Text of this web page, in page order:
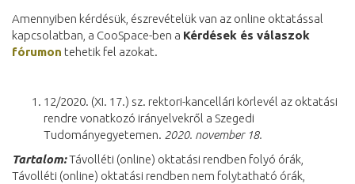
Amennyiben kérdésük, észrevételük van az online oktatással
kapcsolatban, a CooSpace-ben a Kérdések és válaszok
fórumon tehetik fel azokat.
12/2020. (XI. 17.) sz. rektori-kancellári körlevél az oktatási
rendre vonatkozó irányelvekről a Szegedi
Tudományegyetemen. 2020. november 18.
Tartalom:Távolléti (online) oktatási rendben folyó órák,
Távolléti (online) oktatási rendben nem folytatható órák,